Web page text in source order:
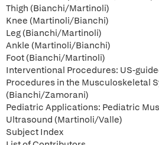
Thigh (Bianchi/Martinoli)
Knee (Martinoli/Bianchi)
Leg (Bianchi/Martinoli)
Ankle (Martinoli/Bianchi)
Foot (Bianchi/Martinoli)
Interventional Procedures: US-
Procedures in the Musculoskeletal
(Bianchi/Zamorani)
Pediatric Applications: Pediatric
Ultrasound (Martinoli/Valle)
Subject Index